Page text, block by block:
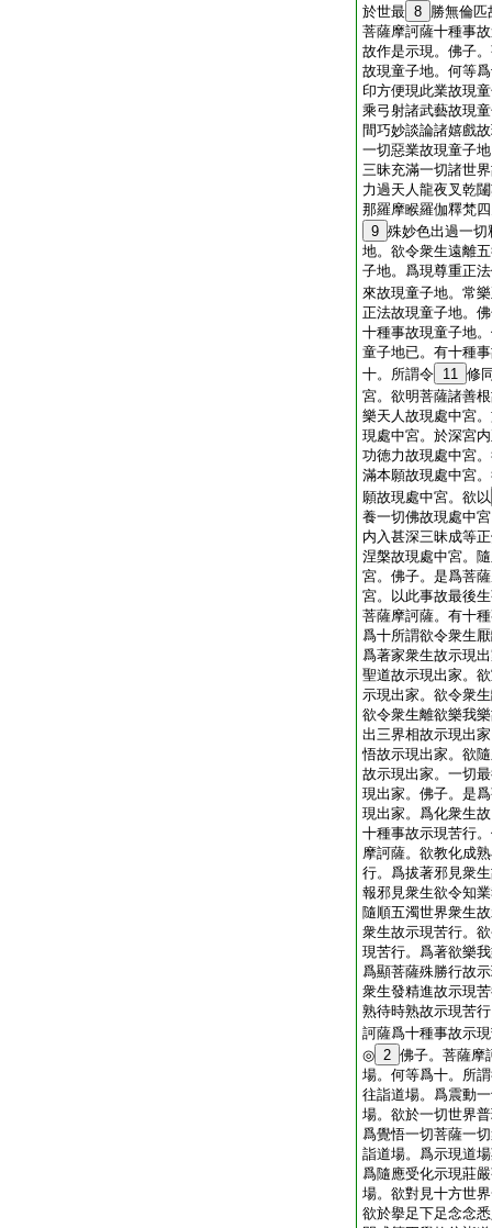
於世最 8 勝無倫
菩薩摩訶薩十種事
故作是示現。佛子
故現童子地。何等
印方便現此業故現
乘弓射諸武藝故現
間巧妙談論諸嬉戲
一切惡業故現童子
三昧充滿一切諸世
力過天人龍夜叉乾
那羅摩睺羅伽釋梵
9 殊妙色出過一
地。欲令衆生遠離
子地。爲現尊重正
來故現童子地。常
正法故現童子地。
十種事故現童子地
童子地已。有十種
十。所謂令 11 修
宮。欲明菩薩諸善
樂天人故現處中宮
現處中宮。於深宮
功徳力故現處中宮
滿本願故現處中宮
願故現處中宮。欲以
養一切佛故現處中
内入甚深三昧成等
涅槃故現處中宮。
宮。佛子。是爲菩
宮。以此事故最後
菩薩摩訶薩。有十
爲十所謂欲令衆生
爲著家衆生故示現
聖道故示現出家。
示現出家。欲令衆
欲令衆生離欲樂我
出三界相故示現出
悟故示現出家。欲
故示現出家。一切
現出家。佛子。是
現出家。爲化衆生
十種事故示現苦行
摩訶薩。欲教化成
行。爲拔著邪見衆
報邪見衆生欲令知
隨順五濁世界衆生
衆生故示現苦行。
現苦行。爲著欲樂
爲顯菩薩殊勝行故
衆生發精進故示現
熟待時熟故示現苦
訶薩爲十種事故示
◎ 2 佛子。菩薩摩
場。何等爲十。所
往詣道場。爲震動
場。欲於一切世界
爲覺悟一切菩薩一
詣道場。爲示現道
爲隨應受化示現莊
場。欲對見十方世
欲於擧足下足念念